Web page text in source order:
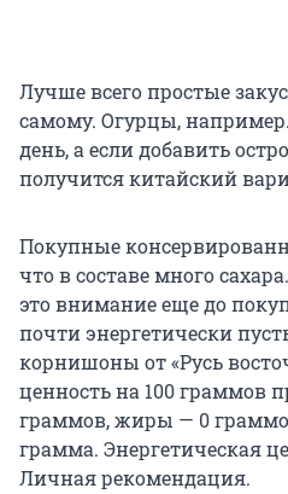
Лучше всего простые
самому. Огурцы,
день, а если добавить
получится китайский
Покупные
что в составе много
это внимание еще до
почти энергетически
корнишоны от «Русь
ценность на 100 граммов
граммов, жиры — 0
грамма. Энергетическая
Личная рекомендация.